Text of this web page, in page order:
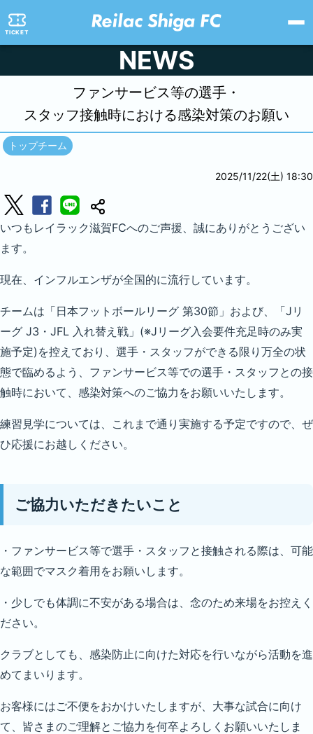
TICKET
NEWS
ファンサービス等の選手・
スタッフ接触時における感染対策のお願い
トップチーム
2025/11/22(土) 18:30
いつもレイラック滋賀FCへのご声援、誠にありがとうござい
ます。
現在、インフルエンザが全国的に流行しています。
チームは「日本フットボールリーグ 第30節」および、「Jリ
ーグ J3・JFL 入れ替え戦」(※Jリーグ入会要件充足時のみ実
施予定)を控えており、選手・スタッフができる限り万全の状
態で臨めるよう、ファンサービス等での選手・スタッフとの接
触時において、感染対策へのご協力をお願いいたします。
練習見学については、これまで通り実施する予定ですので、ぜ
ひ応援にお越しください。
ご協力いただきたいこと
・ファンサービス等で選手・スタッフと接触される際は、可能
な範囲でマスク着用をお願いします。
・少しでも体調に不安がある場合は、念のため来場をお控えく
ださい。
クラブとしても、感染防止に向けた対応を行いながら活動を進
めてまいります。
お客様にはご不便をおかけいたしますが、大事な試合に向け
て、皆さまのご理解とご協力を何卒よろしくお願いいたしま